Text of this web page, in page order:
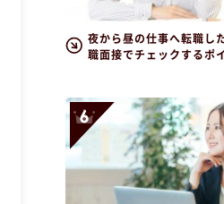
夜から昼の仕事へ転職し
職面接でチェックするポ